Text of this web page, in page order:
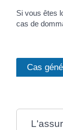
Si vous êtes
cas de
Cas